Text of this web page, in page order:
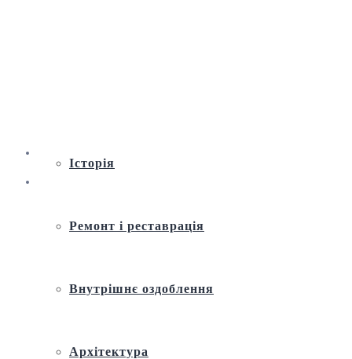
Історія
Ремонт і реставрація
Внутрішнє оздоблення
Архітектура